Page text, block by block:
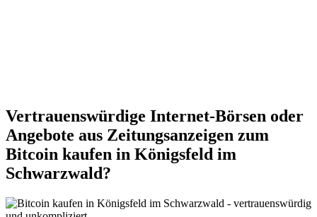
Vertrauenswürdige Internet-Börsen oder
Angebote aus Zeitungsanzeigen zum
Bitcoin kaufen in Königsfeld im
Schwarzwald?